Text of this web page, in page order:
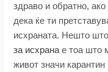
здраво и обратно,
дека ќе ти
исхраната. Нешто
за исхрана е тоа што
живот значи